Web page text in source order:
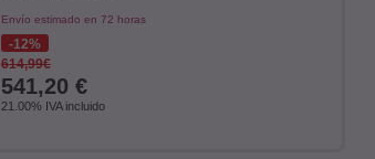
Envío estimado en 72 horas
12%
614,99€
541,20 €
21.00% IVA incluido